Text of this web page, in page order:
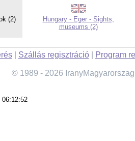
(2)
Hungary - Eger - Sights,
museums (2)
| Szállás regisztráció| Program
© 1989 - 2026